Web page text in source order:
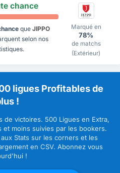
chance
que JIPPO
selon nos
Marqué en
78%
de matchs
(Extérieur)
ligues Profitables de
!
de victoires. 500 Ligues en Extra,
moins suivies par les bookers.
Stats sur les corners et les
en CSV. Abonnez vous
!